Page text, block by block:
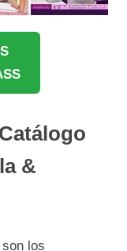
&
los